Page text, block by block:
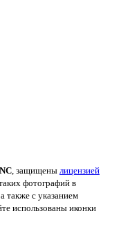
, защищены лицензией
фотографий в
также с указанием
использованы иконки